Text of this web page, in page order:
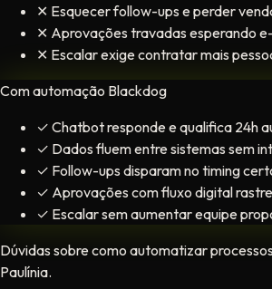
✕ Esquecer follow-ups e perder
✕ Aprovações travadas esperando
✕ Escalar exige contratar mais
Com automação Blackdog
✓ Chatbot responde e qualifica 24h
✓ Dados fluem entre sistemas sem
✓ Follow-ups disparam no timing
✓ Aprovações com fluxo digital
✓ Escalar sem aumentar equipe
Dúvidas sobre como automatizar
Paulínia.